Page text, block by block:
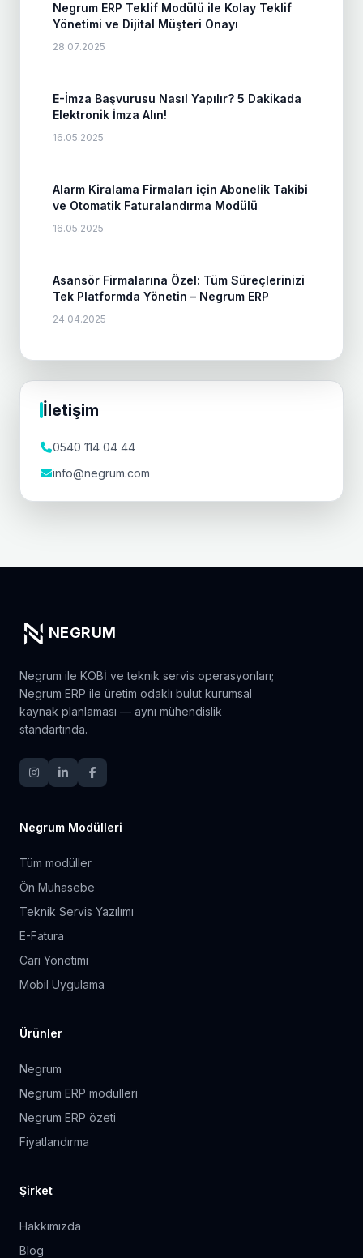
Negrum ERP Teklif Modülü ile Kolay Teklif
Yönetimi ve Dijital Müşteri Onayı
28.07.2025
E-İmza Başvurusu Nasıl Yapılır? 5 Dakikada
Elektronik İmza Alın!
16.05.2025
Alarm Kiralama Firmaları için Abonelik Takibi
ve Otomatik Faturalandırma Modülü
16.05.2025
Asansör Firmalarına Özel: Tüm Süreçlerinizi
Tek Platformda Yönetin – Negrum ERP
24.04.2025
İletişim
0540 114 04 44
info@negrum.com
NEGRUM
Negrum ile KOBİ ve teknik servis operasyonları;
Negrum ERP ile üretim odaklı bulut kurumsal
kaynak planlaması — aynı mühendislik
standartında.
Negrum Modülleri
Tüm modüller
Ön Muhasebe
Teknik Servis Yazılımı
E-Fatura
Cari Yönetimi
Mobil Uygulama
Ürünler
Negrum
Negrum ERP modülleri
Negrum ERP özeti
Fiyatlandırma
Şirket
Hakkımızda
Blog